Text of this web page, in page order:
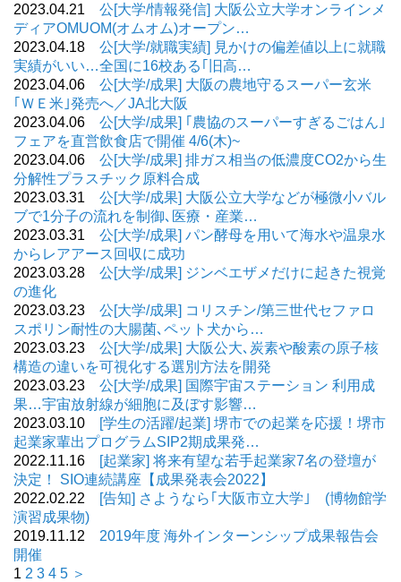
2023.04.21 公[大学/情報発信] 大阪公立大学オンラインメ
ディアOMUOM(オムオム)オープン…
2023.04.18 公[大学/就職実績] 見かけの偏差値以上に就職
実績がいい…全国に16校ある｢旧高…
2023.04.06 公[大学/成果] 大阪の農地守るスーパー玄米
｢ＷＥ米｣発売へ／JA北大阪
2023.04.06 公[大学/成果] ｢農協のスーパーすぎるごはん｣
フェアを直営飲食店で開催 4/6(木)~
2023.04.06 公[大学/成果] 排ガス相当の低濃度CO2から生
分解性プラスチック原料合成
2023.03.31 公[大学/成果] 大阪公立大学などが極微小バル
ブで1分子の流れを制御､医療・産業…
2023.03.31 公[大学/成果] パン酵母を用いて海水や温泉水
からレアアース回収に成功
2023.03.28 公[大学/成果] ジンベエザメだけに起きた視覚
の進化
2023.03.23 公[大学/成果] コリスチン/第三世代セファロ
スポリン耐性の大腸菌､ペット犬から…
2023.03.23 公[大学/成果] 大阪公大､炭素や酸素の原子核
構造の違いを可視化する選別方法を開発
2023.03.23 公[大学/成果] 国際宇宙ステーション 利用成
果…宇宙放射線が細胞に及ぼす影響…
2023.03.10
[学生の活躍/起業] 堺市での起業を応援！堺市
起業家輩出プログラムSIP2期成果発…
2022.11.16
[起業家] 将来有望な若手起業家7名の登壇が
決定！ SIO連続講座【成果発表会2022】
2022.02.22
[告知] さようなら｢大阪市立大学｣ (博物館学
演習成果物)
2019.11.12 2019年度 海外インターンシップ成果報告会
開催
1 2 3 4 5 ＞